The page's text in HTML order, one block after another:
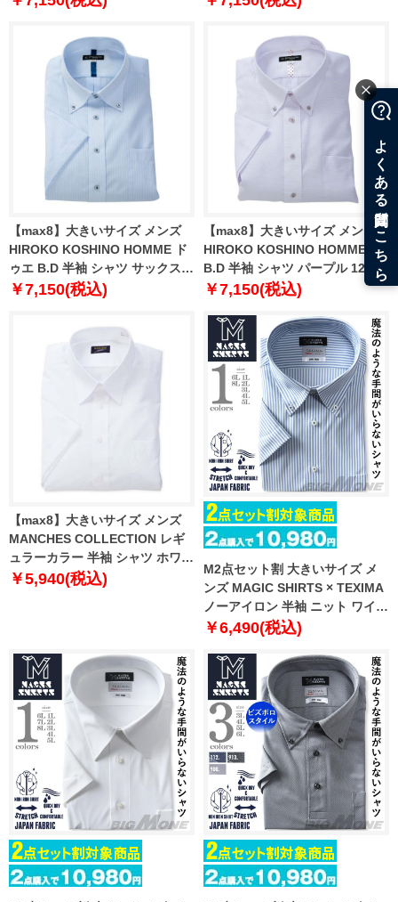
【max8】大きいサイズ メンズ
HIROKO KOSHINO HOMME ド
ゥエ B.D 半袖 シャツ サックス
1277-5221-1 3L 4L 5L 6L 7L 8L
￥7,150(税込)
【max8】大きいサイズ メンズ
HIROKO KOSHINO HOMME
B.D 半袖 シャツ パープル 1277-
5222-1 4L 5L 6L 7L 8L 9L 10L
￥7,150(税込)
【max8】大きいサイズ メンズ
MANCHES COLLECTION レギ
ュラーカラー 半袖 シャツ ホワイ
ト 1277-5225-1 3L 4L 5L 6L 7L
￥5,940(税込)
M2点セット割 大きいサイズ メ
ンズ MAGIC SHIRTS × TEXIMA
ノーアイロン 半袖 ニット ワイシ
ャツ ボタンダウン 吸水速乾 スト
240210bd
￥6,490(税込)